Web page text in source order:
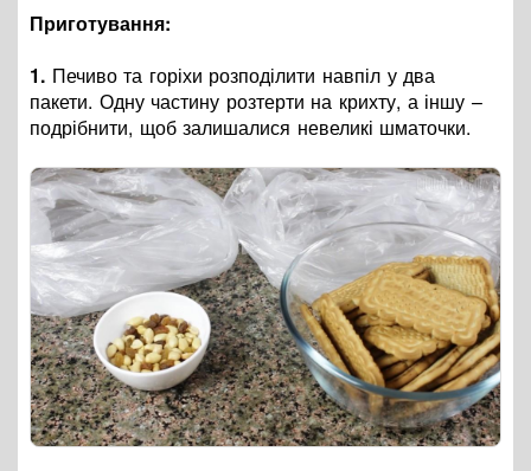
Приготування:
1. Печиво та горіхи розподілити навпіл у два
пакети. Одну частину розтерти на крихту, а іншу –
подрібнити, щоб залишалися невеликі шматочки.